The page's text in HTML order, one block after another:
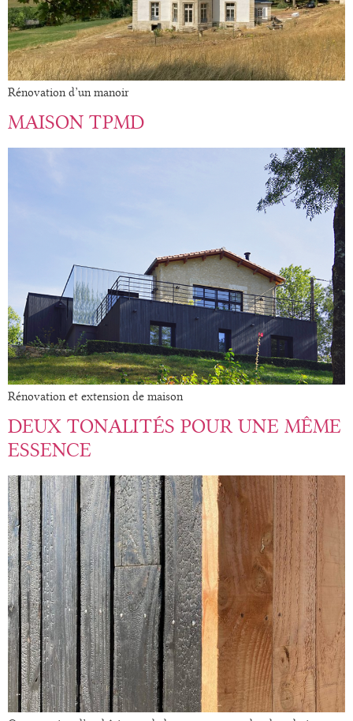
Rénovation d’un manoir
MAISON TPMD
Rénovation et extension de maison
DEUX TONALITÉS POUR UNE MÊME
ESSENCE